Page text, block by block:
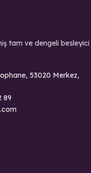
tam ve dengeli besleyici
53020 Merkez,
89